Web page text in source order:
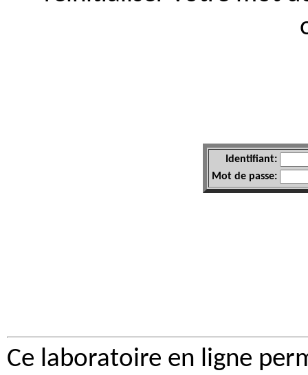
Identifiant:
Mot de passe:
Ce laboratoire en ligne